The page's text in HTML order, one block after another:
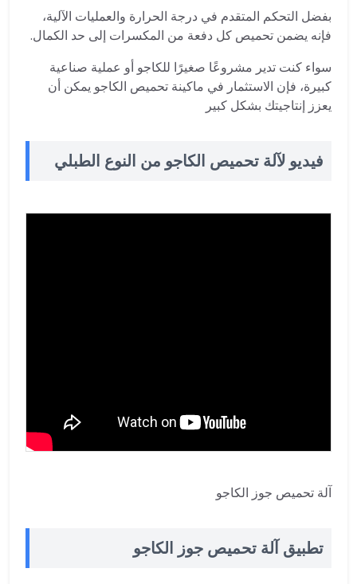
بفضل التحكم المتقدم في درجة الحرارة والعمليات الآلية،
فإنه يضمن تحميص كل دفعة من المكسرات إلى حد الكمال.
سواء كنت تدير مشروعًا صغيرًا للكاجو أو عملية صناعية
كبيرة، فإن الاستثمار في ماكينة تحميص الكاجو يمكن أن
يعزز إنتاجيتك بشكل كبير
فيديو لآلة تحميص الكاجو من النوع الطبلي
آلة تحميص جوز الكاجو
تطبيق آلة تحميص جوز الكاجو